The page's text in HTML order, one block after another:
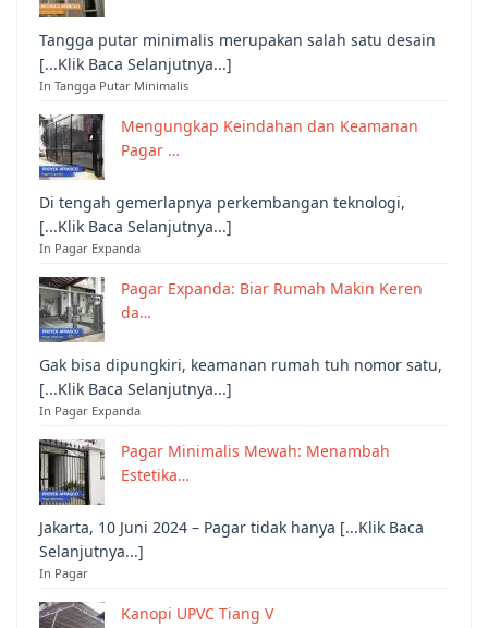
Tangga putar minimalis merupakan salah satu desain
[...Klik Baca Selanjutnya...]
In Tangga Putar Minimalis
Mengungkap Keindahan dan Keamanan
Pagar …
Di tengah gemerlapnya perkembangan teknologi,
[...Klik Baca Selanjutnya...]
In Pagar Expanda
Pagar Expanda: Biar Rumah Makin Keren
da…
Gak bisa dipungkiri, keamanan rumah tuh nomor satu,
[...Klik Baca Selanjutnya...]
In Pagar Expanda
Pagar Minimalis Mewah: Menambah
Estetika…
Jakarta, 10 Juni 2024 – Pagar tidak hanya [...Klik Baca
Selanjutnya...]
In Pagar
Kanopi UPVC Tiang V